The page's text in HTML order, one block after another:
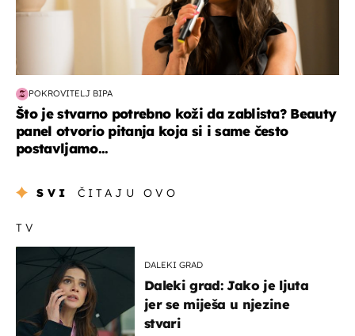
POKROVITELJ BIPA
Što je stvarno potrebno koži da zablista? Beauty
panel otvorio pitanja koja si i same često
postavljamo...
SVI ČITAJU OVO
TV
DALEKI GRAD
Daleki grad: Jako je ljuta
jer se miješa u njezine
stvari